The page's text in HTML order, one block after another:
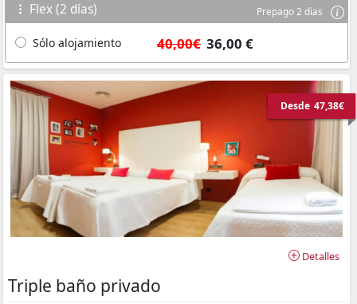
Flex (2 días) Prepago 2 días
Sólo alojamiento 40,00€ 36,00 €
Desde 47,38€
Detalles
Triple baño privado